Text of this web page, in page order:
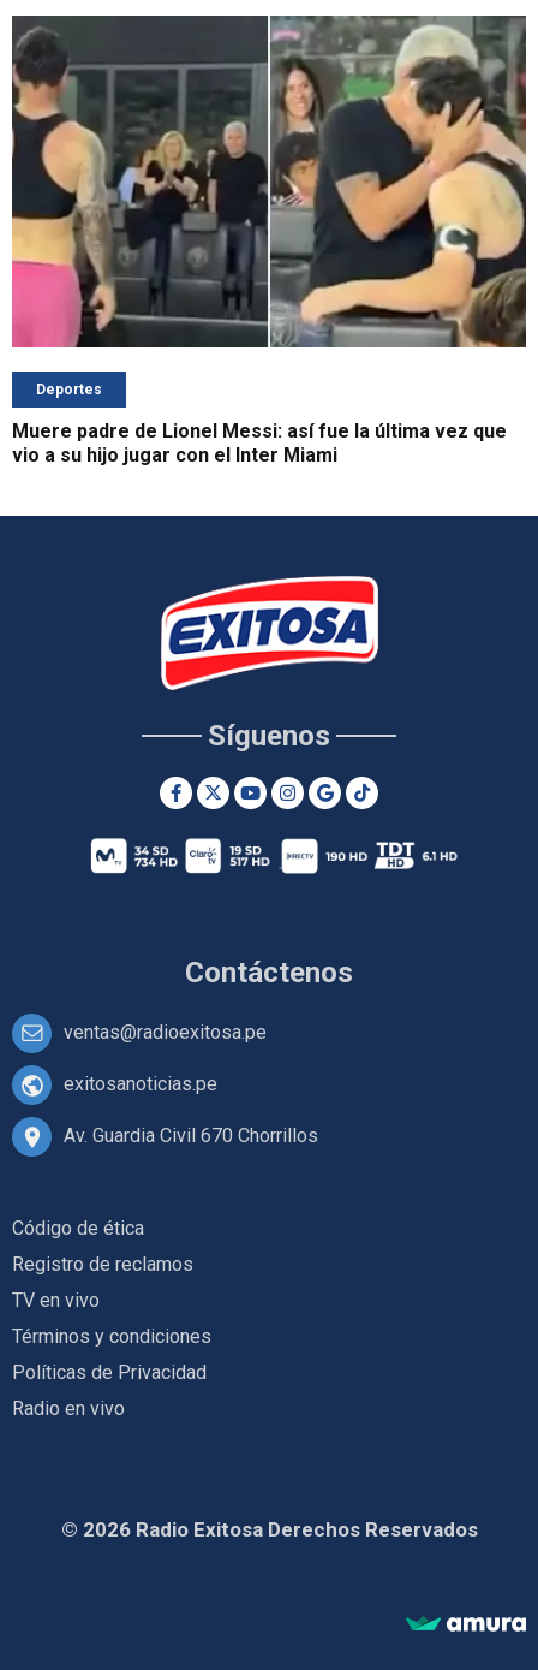
Deportes
Muere padre de Lionel Messi: así fue la última vez que
vio a su hijo jugar con el Inter Miami
Contáctenos
ventas@radioexitosa.pe
exitosanoticias.pe
Av. Guardia Civil 670 Chorrillos
Síguenos
Código de ética
Registro de reclamos
TV en vivo
Términos y condiciones
Políticas de Privacidad
Radio en vivo
© 2026 Radio Exitosa Derechos Reservados